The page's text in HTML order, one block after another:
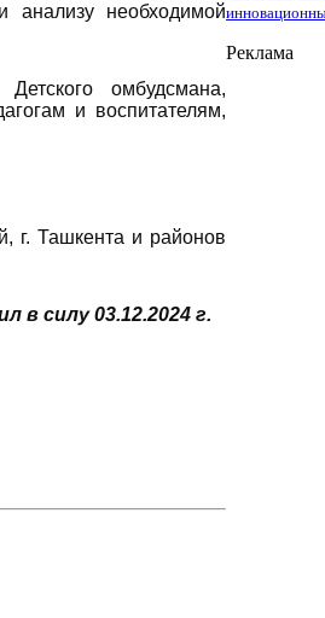
анализу необходимой
омбудсмана,
и воспитателям,
г. Ташкента и районов
в силу 03.12.2024 г.
Реклама